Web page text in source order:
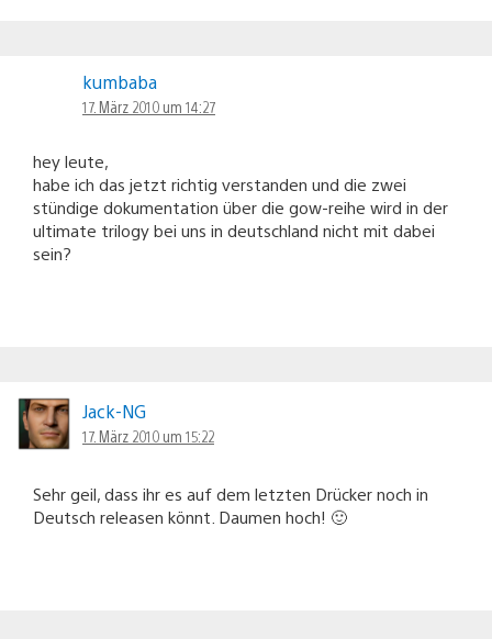
kumbaba
17. März 2010 um 14:27
hey leute,
habe ich das jetzt richtig verstanden und die zwei
stündige dokumentation über die gow-reihe wird in der
ultimate trilogy bei uns in deutschland nicht mit dabei
sein?
Jack-NG
17. März 2010 um 15:22
Sehr geil, dass ihr es auf dem letzten Drücker noch in
Deutsch releasen könnt. Daumen hoch! 🙂